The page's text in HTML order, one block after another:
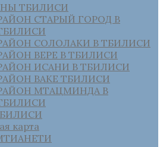
ТБИЛИСИ
СТАРЫЙ ГОРОД В
СОЛОЛАКИ В ТБИЛИСИ
ВЕРЕ В ТБИЛИСИ
ИСАНИ В ТБИЛИСИ
ВАКЕ ТБИЛИСИ
МТАЦМИНДА В
карта